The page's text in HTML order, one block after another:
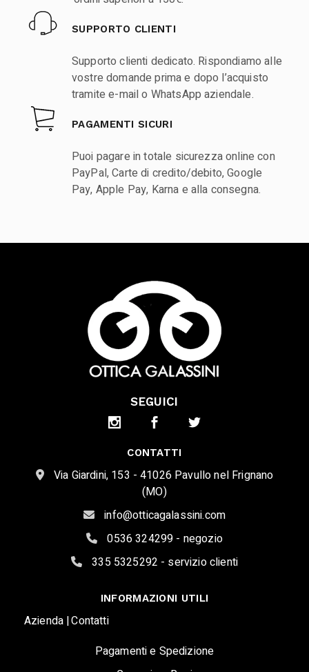
SUPPORTO CLIENTI
Supporto clienti dedicato. Rispondiamo alle
vostre domande prima e dopo l’acquisto
tramite e-mail o WhatsApp aziendale.
PAGAMENTI SICURI
Puoi pagare in totale sicurezza online con
PayPal, Carte di credito/debito, Google
Pay, Apple Pay, Karna e alla consegna.
SEGUICI
CONTATTI
Via Giardini, 153 - 41026 Pavullo nel Frignano
(MO)
info@otticagalassini.com
0536 324299 - negozio
335 5325292 - servizio clienti
INFORMAZIONI UTILI
Azienda |Contatti
Pagamenti e Spedizione